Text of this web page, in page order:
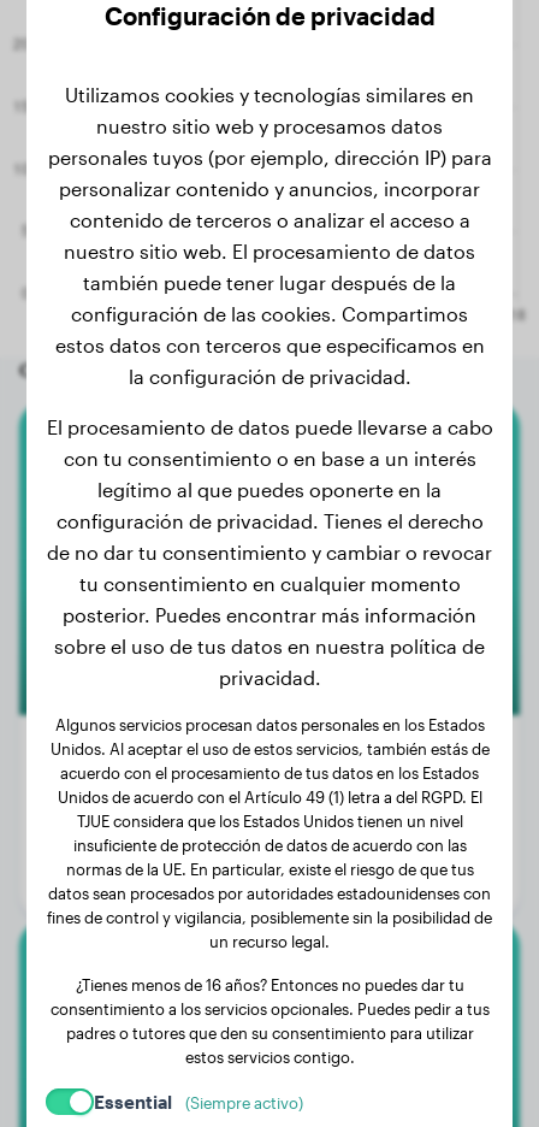
Otros perros aleatorios
Pastor Blanco Suizo
Dami
Peso:
25 kg
Edad:
3 años, 9 meses
Género:
Perro macho
Akita Inu
Chili
Configuración de privacidad
Utilizamos cookies y tecnologías similares en
nuestro sitio web y procesamos datos
personales tuyos (por ejemplo, dirección IP) para
personalizar contenido y anuncios, incorporar
contenido de terceros o analizar el acceso a
nuestro sitio web. El procesamiento de datos
también puede tener lugar después de la
configuración de las cookies. Compartimos
estos datos con terceros que especificamos en
la configuración de privacidad.
El procesamiento de datos puede llevarse a cabo
con tu consentimiento o en base a un interés
legítimo al que puedes oponerte en la
configuración de privacidad. Tienes el derecho
de no dar tu consentimiento y cambiar o revocar
tu consentimiento en cualquier momento
posterior. Puedes encontrar más información
sobre el uso de tus datos en nuestra política de
privacidad.
Algunos servicios procesan datos personales en los Estados
Unidos. Al aceptar el uso de estos servicios, también estás de
acuerdo con el procesamiento de tus datos en los Estados
Unidos de acuerdo con el Artículo 49 (1) letra a del RGPD. El
TJUE considera que los Estados Unidos tienen un nivel
insuficiente de protección de datos de acuerdo con las
normas de la UE. En particular, existe el riesgo de que tus
datos sean procesados por autoridades estadounidenses con
fines de control y vigilancia, posiblemente sin la posibilidad de
un recurso legal.
¿Tienes menos de 16 años? Entonces no puedes dar tu
consentimiento a los servicios opcionales. Puedes pedir a tus
padres o tutores que den su consentimiento para utilizar
estos servicios contigo.
Essential (Siempre activo)